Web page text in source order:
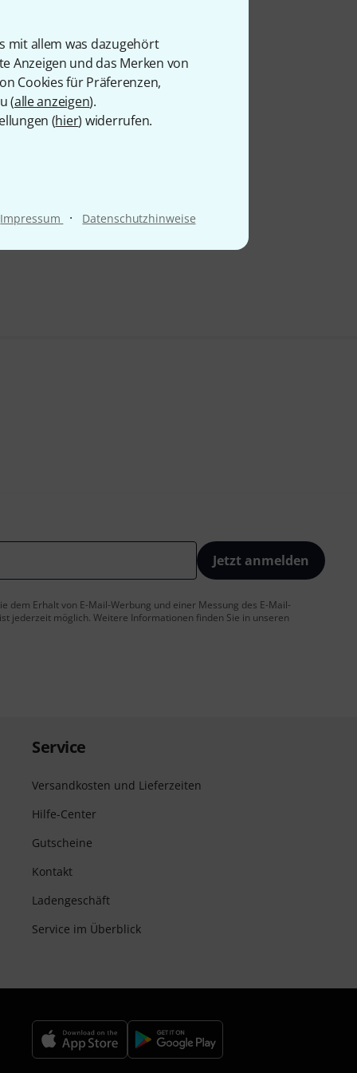
mit allem was dazugehört
Anzeigen und das Merken von
Cookies für Präferenzen,
(alle anzeigen).
(hier) widerrufen.
Impressum · Datenschutzhinweise
Jetzt anmelden
dem Erhalt von E-Mail-Werbung und einer Messung des E-Mail-
jederzeit möglich. Weitere Informationen finden Sie in unseren
Service
Versandkosten und Lieferzeiten
Hilfe-Center
Gutscheine
Kontakt
Ladengeschäft
Service im Überblick